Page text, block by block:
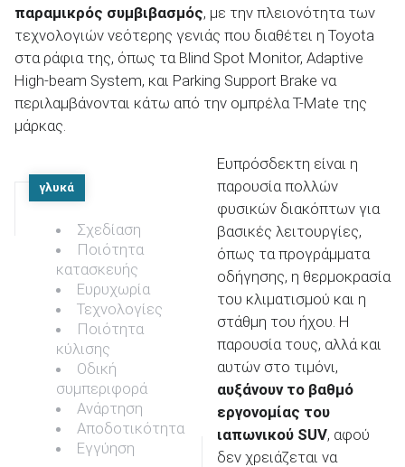
παραμικρός συμβιβασμός, με την πλειονότητα των
τεχνολογιών νεότερης γενιάς που διαθέτει η Toyota
στα ράφια της, όπως τα Blind Spot Monitor, Adaptive
High-beam System, και Parking Support Brake να
περιλαμβάνονται κάτω από την ομπρέλα T-Mate της
μάρκας.
γλυκά
Σχεδίαση
Ποιότητα
κατασκευής
Ευρυχωρία
Τεχνολογίες
Ποιότητα
κύλισης
Οδική
συμπεριφορά
Ανάρτηση
Αποδοτικότητα
Εγγύηση
Ευπρόσδεκτη είναι η
παρουσία πολλών
φυσικών διακόπτων για
βασικές λειτουργίες,
όπως τα προγράμματα
οδήγησης, η θερμοκρασία
του κλιματισμού και η
στάθμη του ήχου. Η
παρουσία τους, αλλά και
αυτών στο τιμόνι,
αυξάνουν το βαθμό
εργονομίας του
ιαπωνικού SUV, αφού
δεν χρειάζεται να